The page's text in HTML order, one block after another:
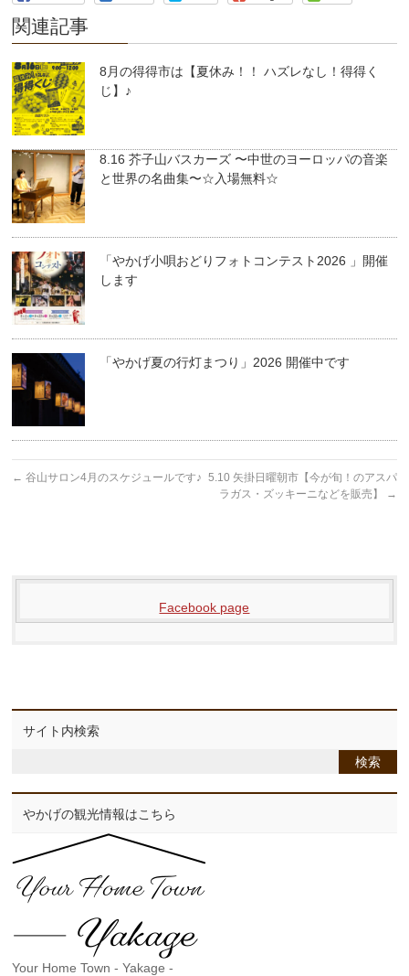
関連記事
8月の得得市は【夏休み！！ ハズレなし！得得く
じ】♪
8.16 芥子山バスカーズ 〜中世のヨーロッパの音楽
と世界の名曲集〜☆入場無料☆
「やかげ小唄おどりフォトコンテスト2026 」開催
します
「やかげ夏の行灯まつり」2026 開催中です
← 谷山サロン4月のスケジュールです♪ 5.10 矢掛日曜朝市【今が旬！のアスパ
ラガス・ズッキーニなどを販売】
→
Facebook page
サイト内検索
やかげの観光情報はこちら
Your Home Town - Yakage -